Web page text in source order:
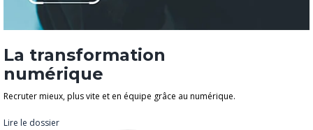
La transformation
numérique
Recruter mieux, plus vite et en équipe grâce au numérique.
Lire le dossier